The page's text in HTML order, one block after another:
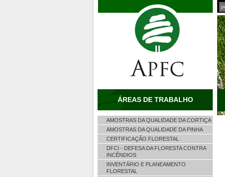
ÁREAS DE TRABALHO
AMOSTRAS DA QUALIDADE DA CORTIÇA
AMOSTRAS DA QUALIDADE DA PINHA
CERTIFICAÇÃO FLORESTAL
DFCI - DEFESA DA FLORESTA CONTRA
INCÊNDIOS
INVENTÁRIO E PLANEAMENTO
FLORESTAL